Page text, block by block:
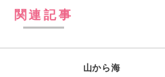
関連記事
山から海